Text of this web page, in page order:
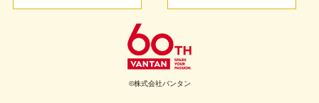
©株式会社バンタン